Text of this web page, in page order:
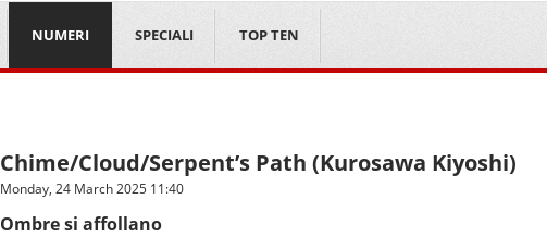
NUMERI SPECIALI TOP TEN
Chime/Cloud/Serpent’s Path (Kurosawa Kiyoshi)
Monday, 24 March 2025 11:40
Ombre si affollano